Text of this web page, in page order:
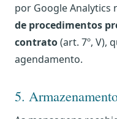
por Google Analytics
de procedimentos
contrato(art. 7º, V),
agendamento.
5.